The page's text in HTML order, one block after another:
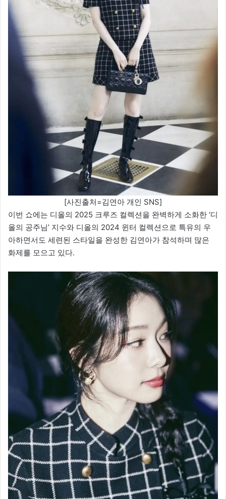
[사진출처=김연아 개인 SNS]
이번 쇼에는 디올의 2025 크루즈 컬렉션을 완벽하게 소화한 ‘디
올의 공주님’ 지수와 디올의 2024 윈터 컬렉션으로 특유의 우
아하면서도 세련된 스타일을 완성한 김연아가 참석하며 많은
화제를 모으고 있다.